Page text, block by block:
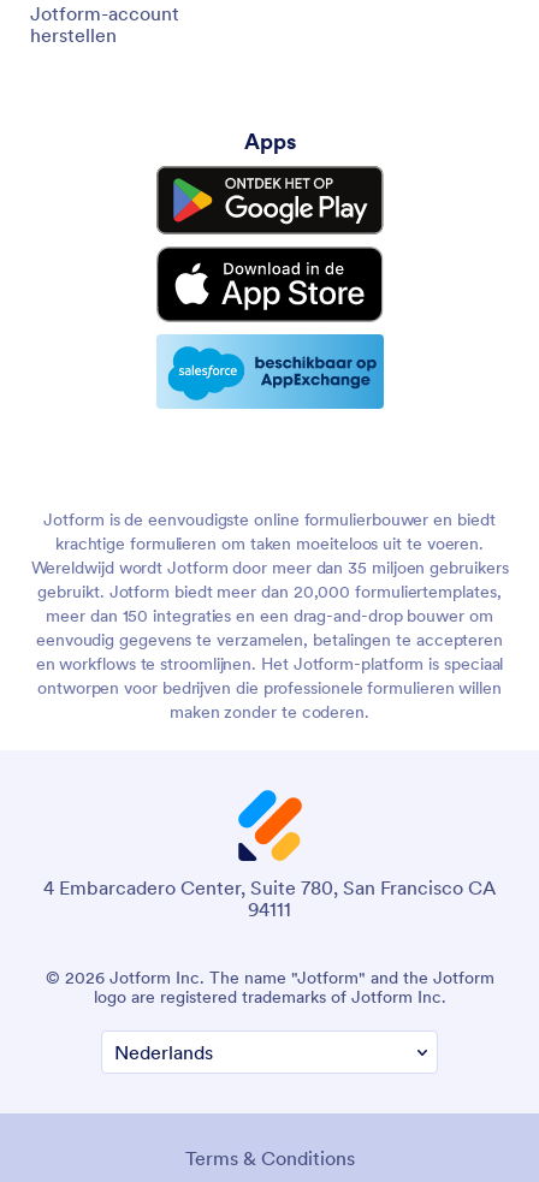
Jotform-account
herstellen
Apps
Jotform is de eenvoudigste online formulierbouwer en biedt
krachtige formulieren om taken moeiteloos uit te voeren.
Wereldwijd wordt Jotform door meer dan 35 miljoen gebruikers
gebruikt. Jotform biedt meer dan 20,000 formuliertemplates,
meer dan 150 integraties en een drag-and-drop bouwer om
eenvoudig gegevens te verzamelen, betalingen te accepteren
en workflows te stroomlijnen. Het Jotform-platform is speciaal
ontworpen voor bedrijven die professionele formulieren willen
maken zonder te coderen.
4 Embarcadero Center, Suite 780, San Francisco CA
94111
© 2026 Jotform Inc. The name "Jotform" and the Jotform
logo are registered trademarks of Jotform Inc.
Terms & Conditions